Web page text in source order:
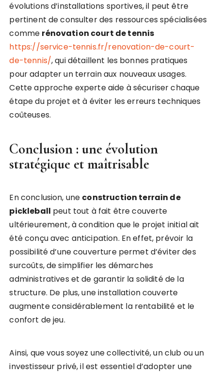
évolutions d’installations sportives, il peut être
pertinent de consulter des ressources spécialisées
comme rénovation court de tennis
https://service-tennis.fr/renovation-de-court-
de-tennis/, qui détaillent les bonnes pratiques
pour adapter un terrain aux nouveaux usages.
Cette approche experte aide à sécuriser chaque
étape du projet et à éviter les erreurs techniques
coûteuses.
Conclusion : une évolution
stratégique et maîtrisable
En conclusion, une construction terrain de
pickleball peut tout à fait être couverte
ultérieurement, à condition que le projet initial ait
été conçu avec anticipation. En effet, prévoir la
possibilité d’une couverture permet d’éviter des
surcoûts, de simplifier les démarches
administratives et de garantir la solidité de la
structure. De plus, une installation couverte
augmente considérablement la rentabilité et le
confort de jeu.
Ainsi, que vous soyez une collectivité, un club ou un
investisseur privé, il est essentiel d’adopter une